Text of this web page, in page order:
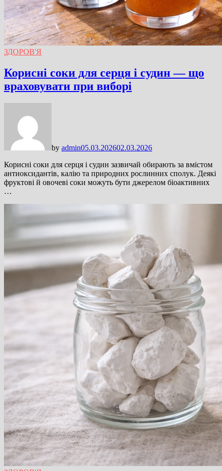
ЗДОРОВ'Я
Корисні соки для серця і судин — що
враховувати при виборі
by admin05.03.202602.03.2026
Корисні соки для серця і судин зазвичай обирають за вмістом
антиоксидантів, калію та природних рослинних сполук. Деякі
фруктові й овочеві соки можуть бути джерелом біоактивних
…